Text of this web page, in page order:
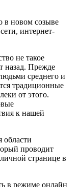
в новом созыве
интернет-
не такое
назад. Прежде
среднего и
традиционные
от этого.
к нашей
области
проводит
странице в
в режиме онлайн